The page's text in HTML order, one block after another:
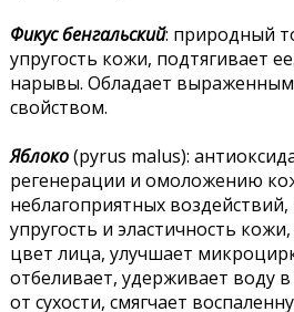
Фикус бенгальский: природный
упругость кожи, подтягивает
нарывы. Обладает выраженным
свойством.
Яблоко(pyrus malus):
регенерации и омоложению
неблагоприятных воздействий,
упругость и эластичность
цвет лица, улучшает
отбеливает, удерживает воду
от сухости, смягчает